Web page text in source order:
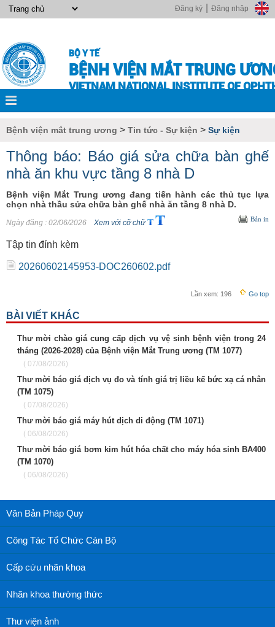
Đăng nhập
Đăng ký
BỘ Y TẾ
BỆNH VIỆN MẮT TRUNG
VIETNAM NATIONAL INSTITUTE OF
Bệnh viện mắt trung ương > Tin tức - Sự kiện > Sự kiện
Thông báo: Báo giá sửa chữa bàn ghế
nhà ăn khu vực tầng 8 nhà D
Bệnh viện Mắt Trung ương đang tiến hành các thủ tục lựa
chọn nhà thầu sửa chữa bàn ghế nhà ăn tầng 8 nhà D.
Ngày đăng : 02/06/2026 Xem với cỡ chữ Bản in
Tập tin đính kèm
20260602145953-DOC260602.pdf
Lần xem: 196 Go top
BÀI VIẾT KHÁC
Thư mời chào giá cung cấp dịch vụ vệ sinh bệnh viện trong 24
tháng (2026-2028) của Bệnh viện Mắt Trung ương (TM 1077)
( 07/08/2026)
Thư mời báo giá dịch vụ đo và tính giá trị liều kế bức xạ cá nhân
(TM 1075)
( 07/08/2026)
Thư mời báo giá máy hút dịch di động (TM 1071)
( 06/08/2026)
Thư mời báo giá bơm kim hút hóa chất cho máy hóa sinh BA400
(TM 1070)
( 06/08/2026)
Văn Bản Pháp Quy
Công Tác Tổ Chức Cán Bộ
Cấp cứu nhãn khoa
Nhãn khoa thường thức
Thư viện ảnh